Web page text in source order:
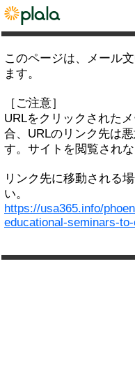
このページは、メール
ます。
［ご注意］
URLをクリックされた
合、URLのリンク先は
す。サイトを閲覧され
リンク先に移動される
い。
https://usa365.info/
educational-seminars-